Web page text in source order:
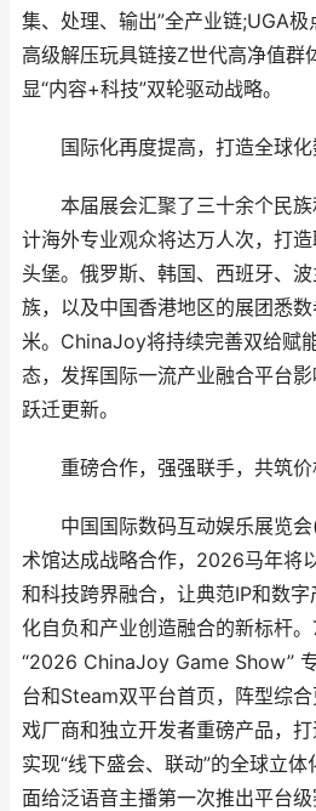
集、处理、输出”全产业链;UGA极
高级解压玩具链接Z世代高净值群
显“内容+科技”双轮驱动战略。
国际化再度提高，打造全球化
本届展会汇聚了三十余个民族
计海外专业观众将达万人次，打
头堡。俄罗斯、韩国、西班牙、
族，以及中国香港地区的展团悉
米。ChinaJoy将持续完善双给赋
态，发挥国际一流产业融合平台
跃迁更新。
重磅合作，强强联手，共筑价
中国国际数码互动娱乐展览会
术馆达成战略合作，2026马年将
和科技跨界融合，让典范IP和数
化自负和产业创造融合的新标杆
“2026 ChinaJoy Game Show”
台和Steam双平台首页，阵型综
戏厂商和独立开发者重磅产品，打
实现“线下盛会、联动”的全球立
面给泛语音主播第一次推出平台